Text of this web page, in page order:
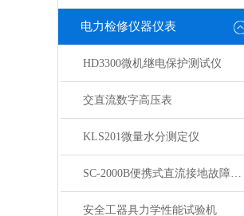
电力检修仪器仪表
HD3300微机继电保护测试仪
交直流数字高压表
KLS201微量水分测定仪
SC-2000B便携式直流接地故障检测仪
安全工器具力学性能试验机